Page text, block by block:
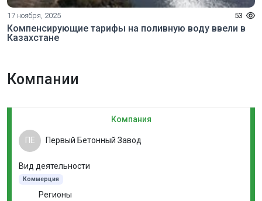
17 ноября, 2025 53
Компенсирующие тарифы на поливную воду ввели в
Казахстане
Компании
Компания
ПЕ Первый Бетонный Завод
Вид деятельности
Коммерция
Регионы